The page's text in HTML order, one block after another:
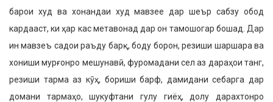
барои худ ва хонандаи худ мавзее дар шеър сабзу обод
кардааст, ки ҳар кас метавонад дар он тамошогар бошад. Дар
ин мавзеъ садои раъду барқ, боду борон, резиши шаршара ва
хониши мурғонро мешунавӣ, фуромадани сел аз дараҳои танг,
резиши тарма аз кӯҳ, бориши барф, дамидани себарга дар
домани тармаҳо, шукуфтани гулу гиёҳ, долу дарахтонро